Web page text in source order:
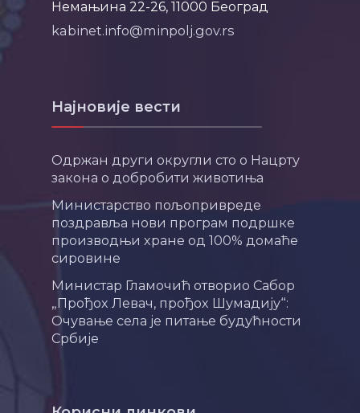
Немањина 22-26, 11000 Београд
kabinet.info@minpolj.gov.rs
Најновије вести
Одржан други округли сто о Нацрту
закона о добробити животиња
Министарство пољопривреде
поздравља нови програм подршке
производњи хране од 100% домаће
сировине
Министар Гламочић отворио Сабор
„Прођох Левач, прођох Шумадију“:
Очување села је питање будућности
Србије